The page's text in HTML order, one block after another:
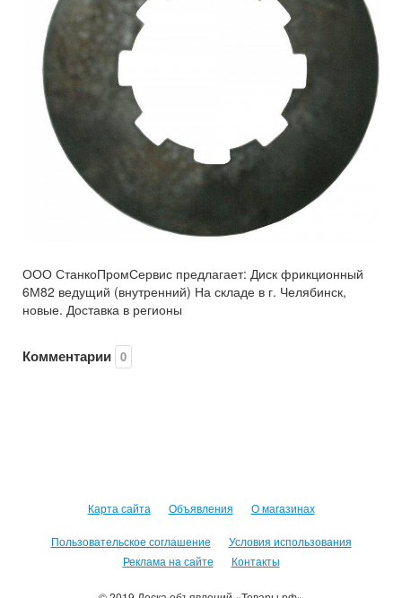
ООО СтанкоПромСервис предлагает: Диск фрикционный
6М82 ведущий (внутренний) На складе в г. Челябинск,
новые. Доставка в регионы
Комментарии 0
Карта сайта Объявления О магазинах
Пользовательское соглашение
Условия использования
Реклама на сайте
Контакты